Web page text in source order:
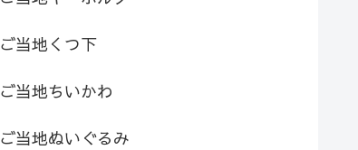
ご当地くつ下
ご当地ちいかわ
ご当地ぬいぐるみ